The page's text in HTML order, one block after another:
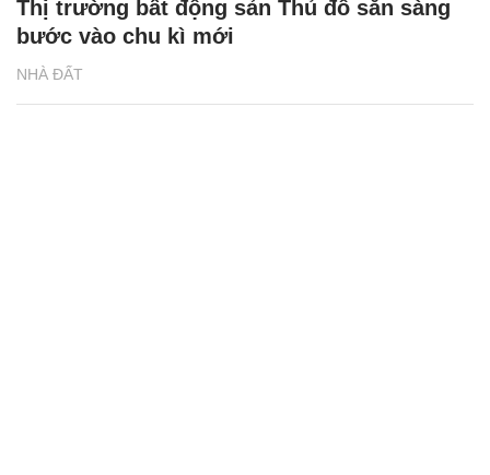
NHÀ ĐẤT
Thị trường bất động sản Thủ đô sẵn sàng
bước vào chu kì mới